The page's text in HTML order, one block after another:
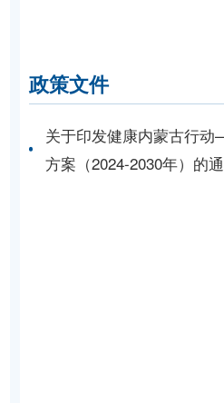
政策文件
关于印发健康内蒙古行
方案（2024-2030年）的